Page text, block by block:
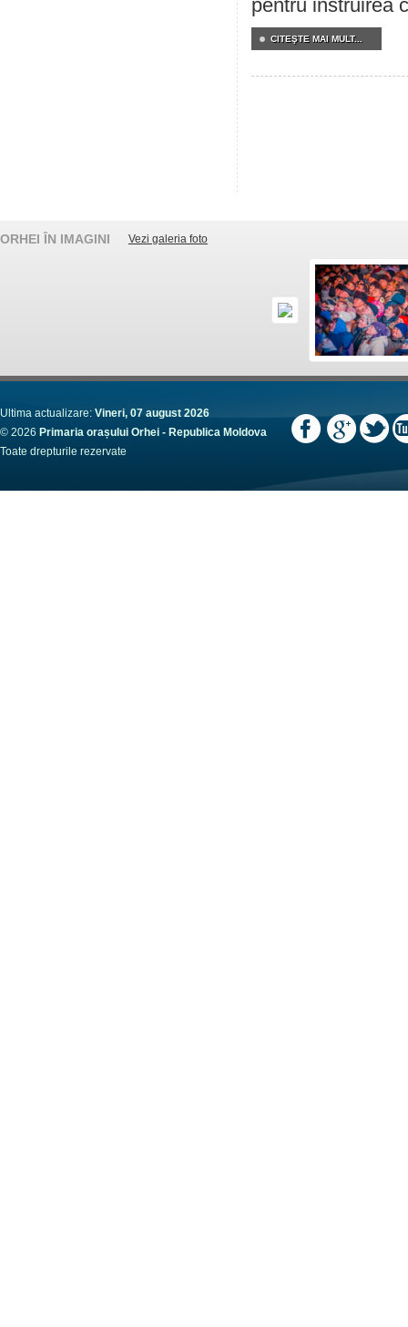
pentru instruirea
CITEŞTE MAI MULT...
ORHEI ÎN IMAGINI Vezi galeria foto
Ultima actualizare: Vineri, 07 august 2026
© 2026 Primaria orașului Orhei - Republica Moldova
Toate drepturile rezervate